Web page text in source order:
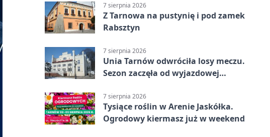
7 sierpnia 2026
Z Tarnowa na pustynię i pod zamek
Rabsztyn
7 sierpnia 2026
Unia Tarnów odwróciła losy meczu.
Sezon zaczęła od wyjazdowej
7 sierpnia 2026
Tysiące roślin w Arenie Jaskółka.
Ogrodowy kiermasz już w weekend